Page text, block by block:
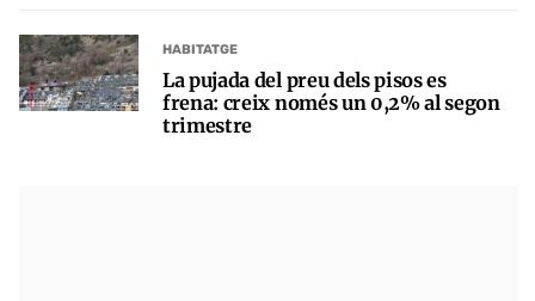
HABITATGE
La pujada del preu dels pisos es
frena: creix només un 0,2% al segon
trimestre